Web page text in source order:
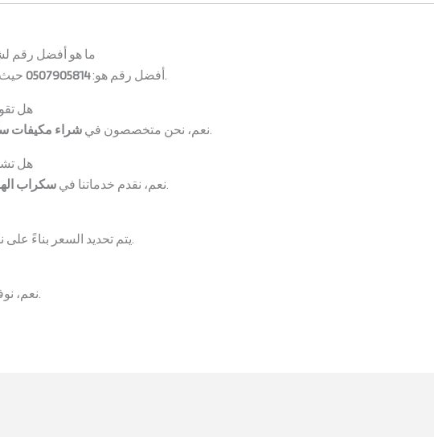
ما هو أفضل رقم
أفضل رقم هو:0507905814 حيث نقدم خدمة سريعة وموثوقة.
هل
نعم، نحن متخصصون فيشراء مكيفات بجميع أنواعها.
هل
نعم، نقدم خدماتنا فيسكراب وجميع مناطق الأحساء.
يتم تحديد السعر بناءً على نوع السكراب وحالته والكمية.
نعم، نوفر خدمة نقل السكراب مجانًا.